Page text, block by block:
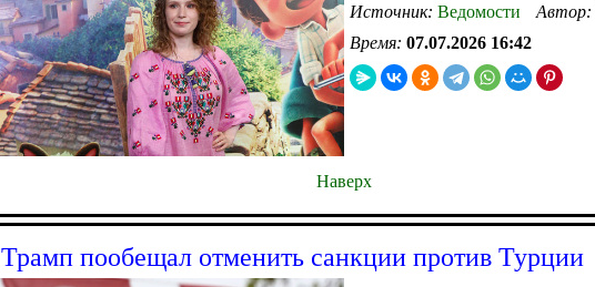
Источник: Ведомости Автор:
Время: 07.07.2026 16:42
Наверх
Трамп пообещал отменить санкции против Турции